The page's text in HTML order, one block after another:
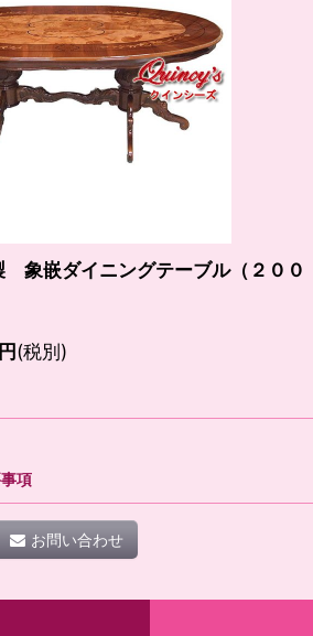
象嵌ダイニングテーブル（２００
円(税別)
項
お問い合わせ